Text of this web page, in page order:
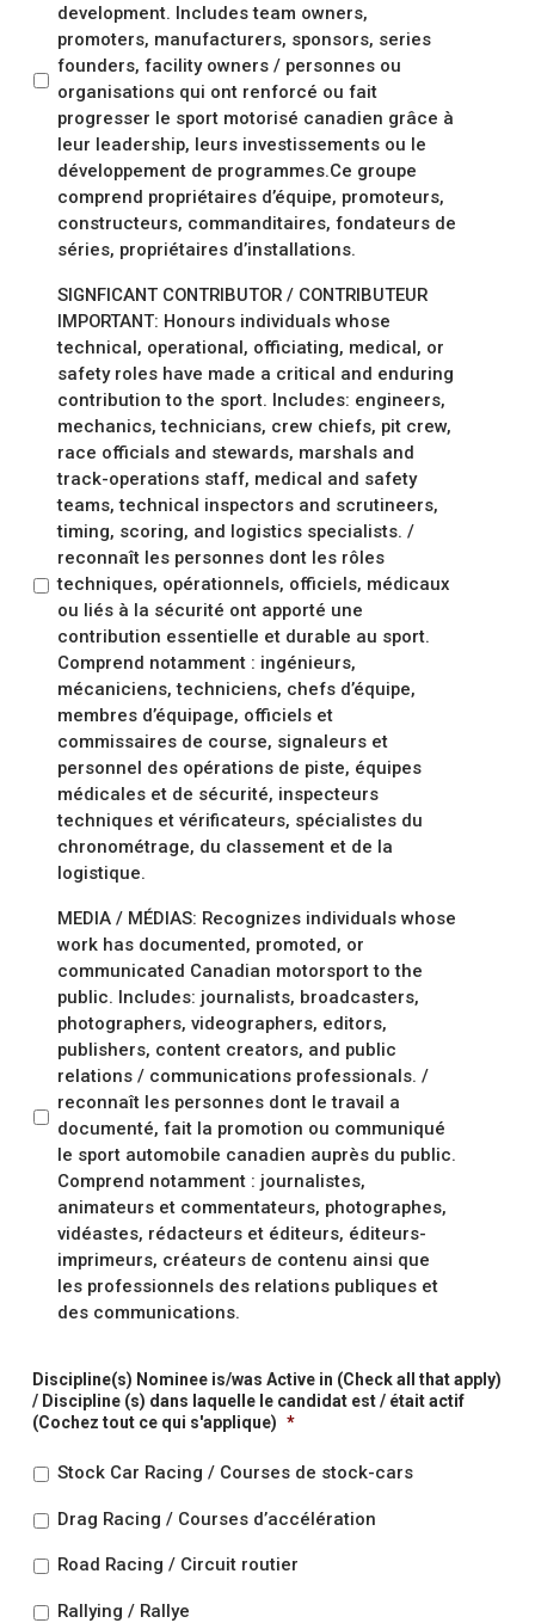
development. Includes team owners,
promoters, manufacturers, sponsors, series
founders, facility owners / personnes ou
organisations qui ont renforcé ou fait
progresser le sport motorisé canadien grâce à
leur leadership, leurs investissements ou le
développement de programmes.Ce groupe
comprend propriétaires d’équipe, promoteurs,
constructeurs, commanditaires, fondateurs de
séries, propriétaires d’installations.
SIGNFICANT CONTRIBUTOR / CONTRIBUTEUR
IMPORTANT: Honours individuals whose
technical, operational, officiating, medical, or
safety roles have made a critical and enduring
contribution to the sport. Includes: engineers,
mechanics, technicians, crew chiefs, pit crew,
race officials and stewards, marshals and
track-operations staff, medical and safety
teams, technical inspectors and scrutineers,
timing, scoring, and logistics specialists. /
reconnaît les personnes dont les rôles
techniques, opérationnels, officiels, médicaux
ou liés à la sécurité ont apporté une
contribution essentielle et durable au sport.
Comprend notamment : ingénieurs,
mécaniciens, techniciens, chefs d’équipe,
membres d’équipage, officiels et
commissaires de course, signaleurs et
personnel des opérations de piste, équipes
médicales et de sécurité, inspecteurs
techniques et vérificateurs, spécialistes du
chronométrage, du classement et de la
logistique.
MEDIA / MÉDIAS: Recognizes individuals whose
work has documented, promoted, or
communicated Canadian motorsport to the
public. Includes: journalists, broadcasters,
photographers, videographers, editors,
publishers, content creators, and public
relations / communications professionals. /
reconnaît les personnes dont le travail a
documenté, fait la promotion ou communiqué
le sport automobile canadien auprès du public.
Comprend notamment : journalistes,
animateurs et commentateurs, photographes,
vidéastes, rédacteurs et éditeurs, éditeurs-
imprimeurs, créateurs de contenu ainsi que
les professionnels des relations publiques et
des communications.
Discipline(s) Nominee is/was Active in (Check all that apply)
/ Discipline (s) dans laquelle le candidat est / était actif
(Cochez tout ce qui s'applique) *
Stock Car Racing / Courses de stock-cars
Drag Racing / Courses d’accélération
Road Racing / Circuit routier
Rallying / Rallye